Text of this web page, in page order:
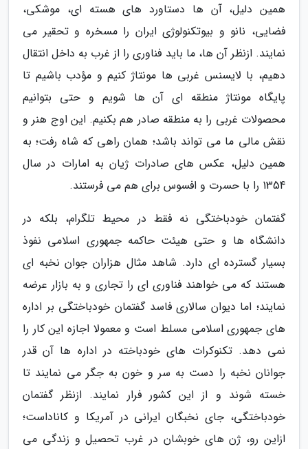
همین دلیل، آن ها دستاورد های هسته ای، موشکی،
فضایی، نانو و بیوتکنولوژی ایران را مسخره و تحقیر می
نمایند. ازنظر آن ها، ما باید فناوری را از غرب به داخل انتقال
دهیم، با لایسنس غربی ها مونتاژ کنیم و مؤدب باشیم تا
پایگاه مونتاژ منطقه ای آن ها شویم و حتی بتوانیم
محصولات غربی را به منطقه صادر هم بکنیم. این اوج هنر و
نقش مالی ما می تواند باشد؛ همان راهی که شاه رفت؛ به
همین دلیل، عکس های صادرات ژیان به امارات در سال
1354 را با حسرت و افسوس برای هم می فرستند.
گفتمان خودباختگی نه فقط در محیط تلگرام، بلکه در
دانشگاه ها و حتی هیئت حاکمه جمهوری اسلامی نفوذ
بسیار گسترده ای دارد. شاهد مثال هزاران جوان نخبه ای
هستند که می خواهند فناوری ای را تجاری و به بازار عرضه
نمایند؛ اما دیوان سالاری فاسد گفتمان خودباختگی بر اداره
های جمهوری اسلامی مسلط است و معمولا اجازه این کار را
نمی دهد. تکنوکرات های خودباخته در اداره ها آن قدر
جوانان نخبه را دست به سر و خون به جگر می نمایند تا
خسته شوند و از این کشور فرار نمایند. ازنظر گفتمان
خودباختگی، جای نخبگان ایرانی در آمریکا و کاناداست؛
ازاین رو، ژن های خوبشان در غرب تحصیل و زندگی می